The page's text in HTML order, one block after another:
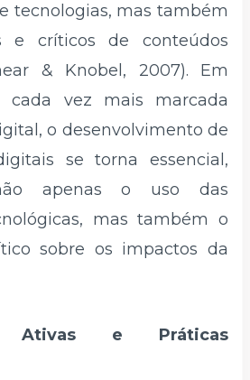
tecnologias, mas também
e críticos de conteúdos
& Knobel, 2007). Em
cada vez mais marcada
o desenvolvimento de
se torna essencial,
apenas o uso das
mas também o
sobre os impactos da
Ativas e Práticas